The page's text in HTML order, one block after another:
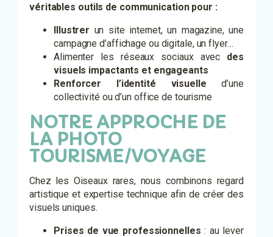
véritables outils de communication pour :
Illustrer un site internet, un magazine, une
campagne d’affichage ou digitale, un flyer…
Alimenter les réseaux sociaux avec des
visuels impactants et engageants
Renforcer l’identité visuelle d’une
collectivité ou d’un office de tourisme
NOTRE APPROCHE DE
LA PHOTO
TOURISME/VOYAGE
Chez les Oiseaux rares, nous combinons regard
artistique et expertise technique afin de créer des
visuels uniques.
Prises de vue professionnelles : au lever